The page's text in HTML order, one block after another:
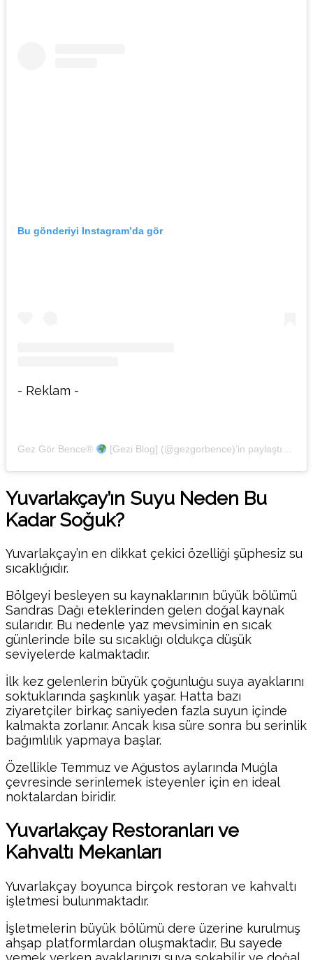
Bu gönderiyi Instagram’da gör
- Reklam -
Gez Gör Bence® [Gezi Blog] (@gezgorbence)’in paylaştığı bir gönderi
Yuvarlakçay’ın Suyu Neden Bu
Kadar Soğuk?
Yuvarlakçay’ın en dikkat çekici özelliği şüphesiz su
sıcaklığıdır.
Bölgeyi besleyen su kaynaklarının büyük bölümü
Sandras Dağı eteklerinden gelen doğal kaynak
sularıdır. Bu nedenle yaz mevsiminin en sıcak
günlerinde bile su sıcaklığı oldukça düşük
seviyelerde kalmaktadır.
İlk kez gelenlerin büyük çoğunluğu suya ayaklarını
soktuklarında şaşkınlık yaşar. Hatta bazı
ziyaretçiler birkaç saniyeden fazla suyun içinde
kalmakta zorlanır. Ancak kısa süre sonra bu serinlik
bağımlılık yapmaya başlar.
Özellikle Temmuz ve Ağustos aylarında Muğla
çevresinde serinlemek isteyenler için en ideal
noktalardan biridir.
Yuvarlakçay Restoranları ve
Kahvaltı Mekanları
Yuvarlakçay boyunca birçok restoran ve kahvaltı
işletmesi bulunmaktadır.
İşletmelerin büyük bölümü dere üzerine kurulmuş
ahşap platformlardan oluşmaktadır. Bu sayede